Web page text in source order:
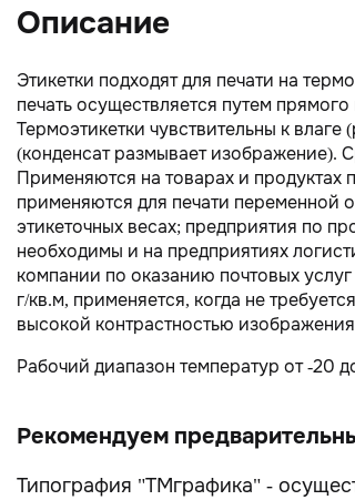
Описание
Этикетки подходят для печати на
печать осуществляется путем
Термоэтикетки чувствительны к
(конденсат размывает изображение).
Применяются на товарах и продуктах
применяются для печати переменной
этикеточных весах; предприятия по
необходимы и на предприятиях
компании по оказанию почтовых
г/кв.м, применяется, когда не
высокой контрастностью
Рабочий диапазон температур от -20
Рекомендуем
Типография "ТМграфика" -